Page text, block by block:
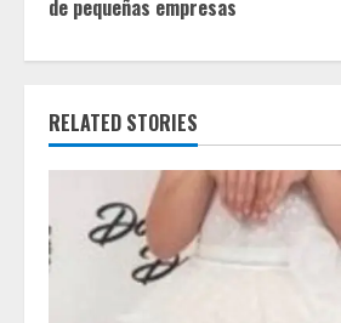
n
u
e
R
e
a
de pequeñas empresas
RELATED STORIES